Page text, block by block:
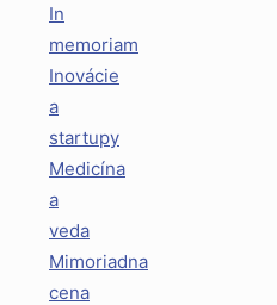
In
memoriam
Inovácie
a
startupy
Medicína
a
veda
Mimoriadna
cena